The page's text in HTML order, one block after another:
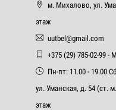
м. Михалово, ул.
этаж
uutbel@gmail.com
+375 (29) 785-02-99 -
Пн-пт: 11.00 - 19.00
ул. Уманская, д. 54 (ст.
этаж